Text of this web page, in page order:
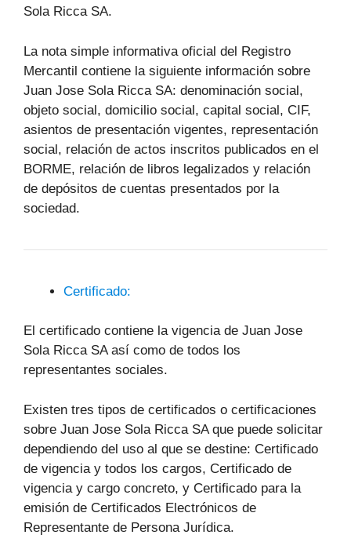
Sola Ricca SA.
La nota simple informativa oficial del Registro
Mercantil contiene la siguiente información sobre
Juan Jose Sola Ricca SA: denominación social,
objeto social, domicilio social, capital social, CIF,
asientos de presentación vigentes, representación
social, relación de actos inscritos publicados en el
BORME, relación de libros legalizados y relación
de depósitos de cuentas presentados por la
sociedad.
Certificado:
El certificado contiene la vigencia de Juan Jose
Sola Ricca SA así como de todos los
representantes sociales.
Existen tres tipos de certificados o certificaciones
sobre Juan Jose Sola Ricca SA que puede solicitar
dependiendo del uso al que se destine: Certificado
de vigencia y todos los cargos, Certificado de
vigencia y cargo concreto, y Certificado para la
emisión de Certificados Electrónicos de
Representante de Persona Jurídica.